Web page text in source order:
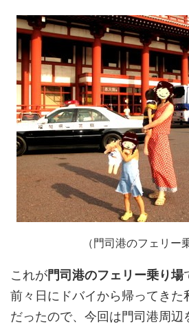
（門司港のフェリー
これが門司港のフェリー乗り場
前々日にドバイから帰ってきた
だったので、今回は門司港周辺